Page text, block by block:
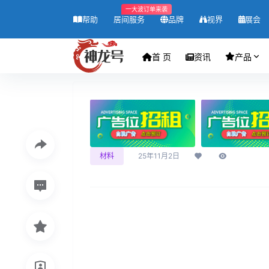
帮助 居间服务
一大波订单来袭
品牌 视界 展会
首 页 资讯 产品
材料 25年11月2日